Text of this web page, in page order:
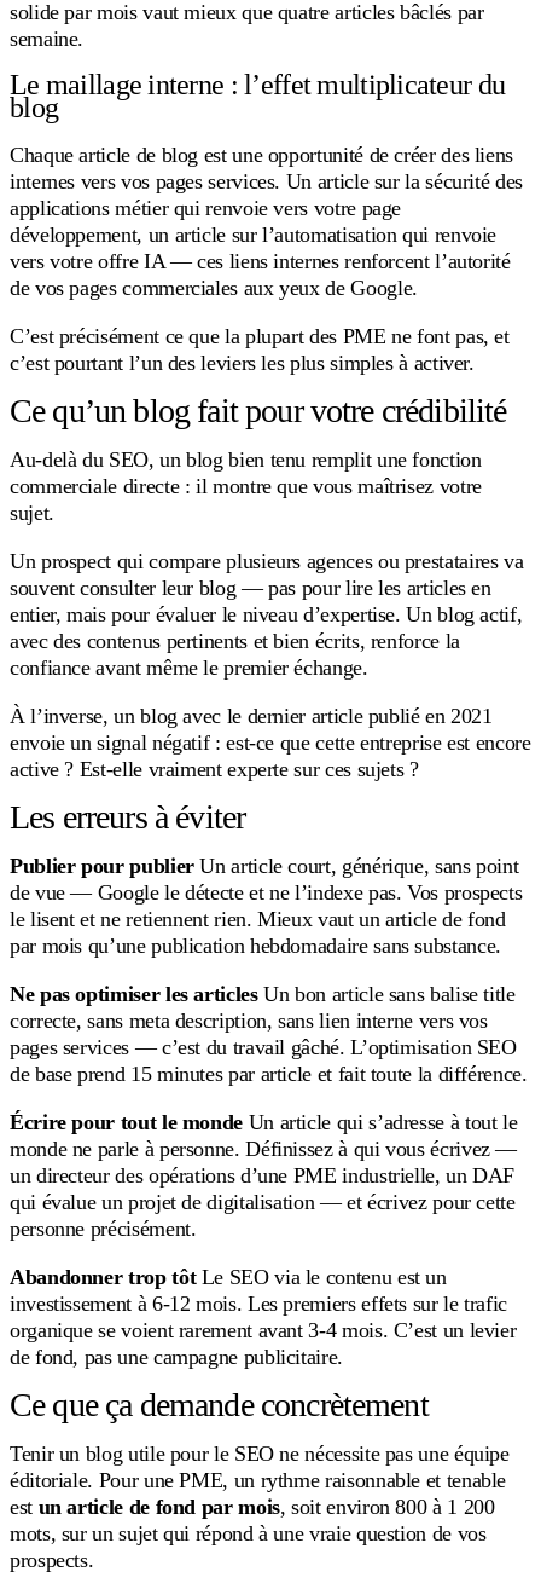
solide par mois vaut mieux que quatre articles bâclés par
semaine.
Le maillage interne : l’effet multiplicateur du
blog
Chaque article de blog est une opportunité de créer des liens
internes vers vos pages services. Un article sur la sécurité des
applications métier qui renvoie vers votre page
développement, un article sur l’automatisation qui renvoie
vers votre offre IA — ces liens internes renforcent l’autorité
de vos pages commerciales aux yeux de Google.
C’est précisément ce que la plupart des PME ne font pas, et
c’est pourtant l’un des leviers les plus simples à activer.
Ce qu’un blog fait pour votre crédibilité
Au-delà du SEO, un blog bien tenu remplit une fonction
commerciale directe : il montre que vous maîtrisez votre
sujet.
Un prospect qui compare plusieurs agences ou prestataires va
souvent consulter leur blog — pas pour lire les articles en
entier, mais pour évaluer le niveau d’expertise. Un blog actif,
avec des contenus pertinents et bien écrits, renforce la
confiance avant même le premier échange.
À l’inverse, un blog avec le dernier article publié en 2021
envoie un signal négatif : est-ce que cette entreprise est encore
active ? Est-elle vraiment experte sur ces sujets ?
Les erreurs à éviter
Publier pour publierUn article court, générique, sans point
de vue — Google le détecte et ne l’indexe pas. Vos prospects
le lisent et ne retiennent rien. Mieux vaut un article de fond
par mois qu’une publication hebdomadaire sans substance.
Ne pas optimiser les articlesUn bon article sans balise title
correcte, sans meta description, sans lien interne vers vos
pages services — c’est du travail gâché. L’optimisation SEO
de base prend 15 minutes par article et fait toute la différence.
Écrire pour tout le monde Un article qui s’adresse à tout le
monde ne parle à personne. Définissez à qui vous écrivez —
un directeur des opérations d’une PME industrielle, un DAF
qui évalue un projet de digitalisation — et écrivez pour cette
personne précisément.
Abandonner trop tôtLe SEO via le contenu est un
investissement à 6-12 mois. Les premiers effets sur le trafic
organique se voient rarement avant 3-4 mois. C’est un levier
de fond, pas une campagne publicitaire.
Ce que ça demande concrètement
Tenir un blog utile pour le SEO ne nécessite pas une équipe
éditoriale. Pour une PME, un rythme raisonnable et tenable
est un article de fond par mois, soit environ 800 à 1 200
mots, sur un sujet qui répond à une vraie question de vos
prospects.